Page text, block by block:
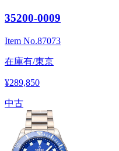
35200-0009
Item No.87073
在庫有/東京
¥289,850
中古